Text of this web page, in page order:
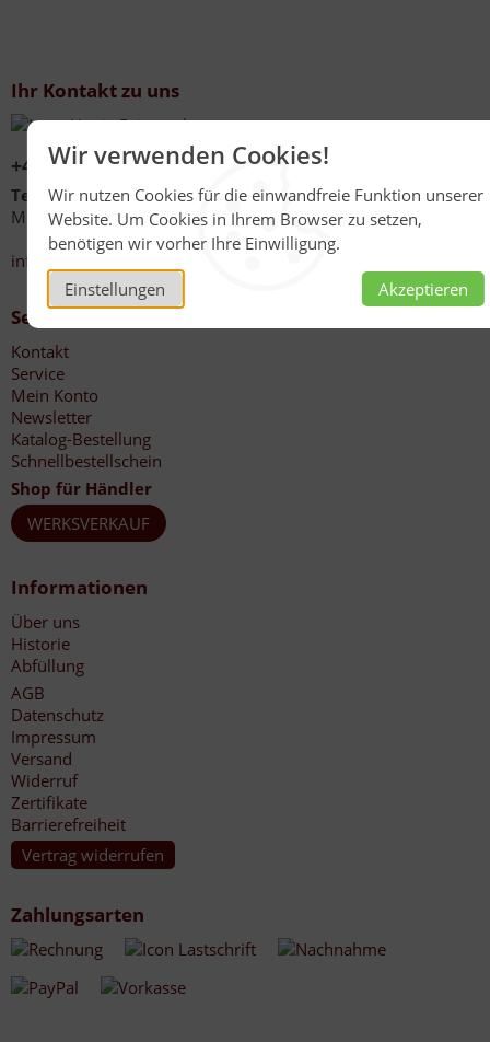
Wir verwenden Cookies!
Wir nutzen Cookies für die einwandfreie Funktion unserer
Website. Um Cookies in Ihrem Browser zu setzen,
benötigen wir vorher Ihre Einwilligung.
Einstellungen Akzeptieren
Ihr Kontakt zu uns
+49 (0)6267 1021
Telefonzeiten
Mo - Fr 08:00 - 12:00 Uhr
13:30 - 17:00 Uhr
info@honig-reinmuth.de
Service
Kontakt
Service
Mein Konto
Newsletter
Katalog-Bestellung
Schnellbestellschein
Shop für Händler
WERKSVERKAUF
Informationen
Über uns
Historie
Abfüllung
AGB
Datenschutz
Impressum
Versand
Widerruf
Zertifikate
Barrierefreiheit
Vertrag widerrufen
Zahlungsarten